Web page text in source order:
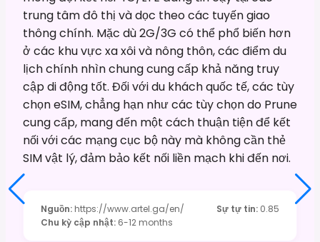
trung tâm đô thị và dọc theo các tuyến giao
thông chính. Mặc dù 2G/3G có thể phổ biến hơn
ở các khu vực xa xôi và nông thôn, các điểm du
lịch chính nhìn chung cung cấp khả năng truy
cập di động tốt. Đối với du khách quốc tế, các tùy
chọn eSIM, chẳng hạn như các tùy chọn do Prune
cung cấp, mang đến một cách thuận tiện để kết
nối với các mạng cục bộ này mà không cần thẻ
SIM vật lý, đảm bảo kết nối liền mạch khi đến nơi.
Nguồn: https://www.artel.ga/en/ Sự tự tin: 0.85
Chu kỳ cập nhật: 6-12 months